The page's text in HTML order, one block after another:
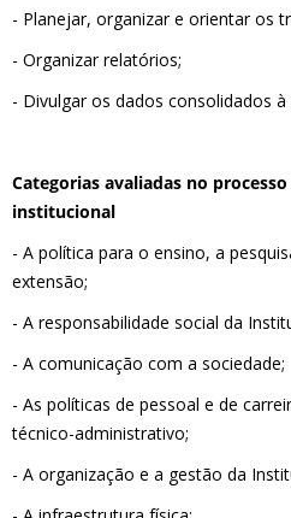
- Planejar, organizar e orientar os
- Organizar relatórios;
- Divulgar os dados consolidados à
Categorias avaliadas no
institucional
- A política para o ensino, a
extensão;
- A responsabilidade social da
- A comunicação com a sociedade;
- As políticas de pessoal e de
técnico-administrativo;
- A organização e a gestão da